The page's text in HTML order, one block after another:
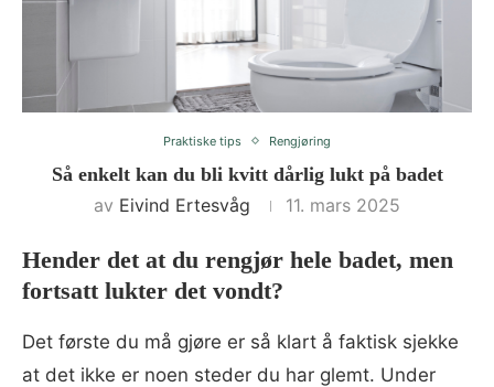
Praktiske tips Rengjøring
Så enkelt kan du bli kvitt dårlig lukt på badet
av Eivind Ertesvåg 11. mars 2025
Hender det at du rengjør hele badet, men
fortsatt lukter det vondt?
Det første du må gjøre er så klart å faktisk sjekke
at det ikke er noen steder du har glemt. Under